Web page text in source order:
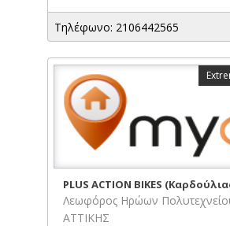
Τηλέφωνο: 2106442565
PLUS ACTION BIKES
Λεωφόρος Ηρώων
ΑΤΤΙΚΗΣ